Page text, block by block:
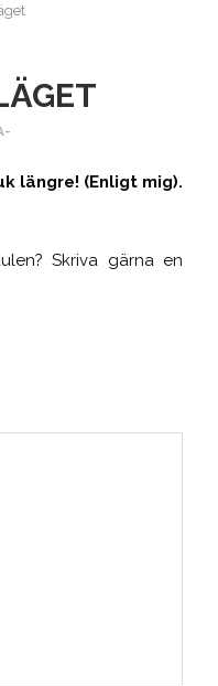
längre! (Enligt mig).
Skriva gärna en